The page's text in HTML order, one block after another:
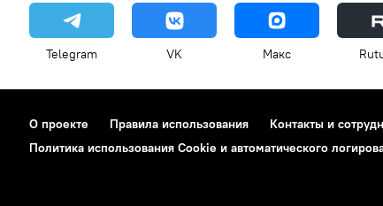
Telegram VK Макс
О проекте Правила использования Контакты и
Политика использования Cookie и автоматического